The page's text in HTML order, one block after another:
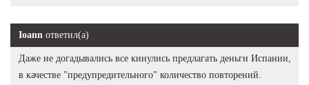
Ioann ответил(а)
Даже не догадывались все кинулись предлагать деньги Испании,
в качестве "предупредительного" количество повторений.